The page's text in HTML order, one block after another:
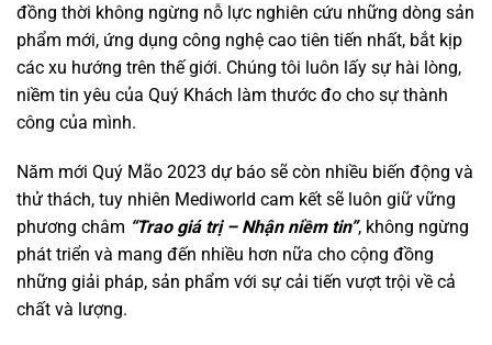
đồng thời không ngừng nỗ lực nghiên cứu những dòng sản
phẩm mới, ứng dụng công nghệ cao tiên tiến nhất, bắt kịp
các xu hướng trên thế giới. Chúng tôi luôn lấy sự hài lòng,
niềm tin yêu của Quý Khách làm thước đo cho sự thành
công của mình.
Năm mới Quý Mão 2023 dự báo sẽ còn nhiều biến động và
thử thách, tuy nhiên Mediworld cam kết sẽ luôn giữ vững
phương châm “Trao giá trị – Nhận niềm tin”, không ngừng
phát triển và mang đến nhiều hơn nữa cho cộng đồng
những giải pháp, sản phẩm với sự cải tiến vượt trội về cả
chất và lượng.